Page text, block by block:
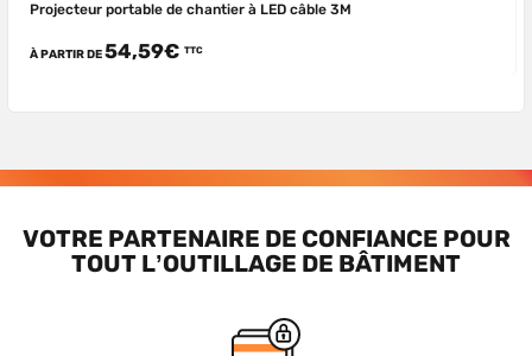
Projecteur portable de chantier à LED câble 3M
À PARTIR DE54,59€ TTC
VOTRE PARTENAIRE DE CONFIANCE POUR
TOUT L’OUTILLAGE DE BÂTIMENT